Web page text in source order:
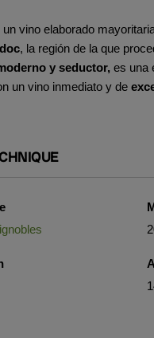
un vino elaborado
, la región de la que
y seductor, es una
un vino inmediato y de